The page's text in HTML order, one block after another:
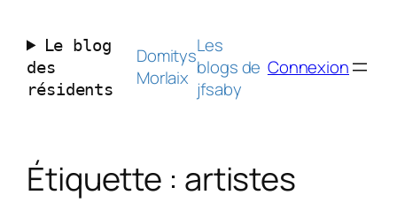
contenuLe blog
des
résidents
Domitys
Morlaix
Les
blogs de
jfsaby
Connexion
Étiquette : artistes